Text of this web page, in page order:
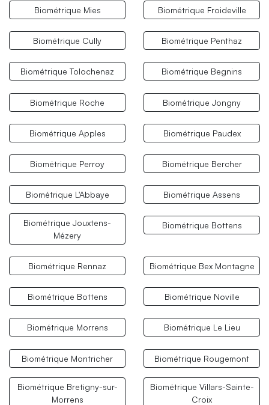
Biométrique Mies Biométrique Froideville
Biométrique Cully Biométrique Penthaz
Biométrique Tolochenaz Biométrique Begnins
Biométrique Roche Biométrique Jongny
Biométrique Apples Biométrique Paudex
Biométrique Perroy Biométrique Bercher
Biométrique L'Abbaye Biométrique Assens
Biométrique Jouxtens-
Mézery
Biométrique Bottens
Biométrique Rennaz Biométrique Bex Montagne
Biométrique Bottens Biométrique Noville
Biométrique Morrens Biométrique Le Lieu
Biométrique Montricher Biométrique Rougemont
Biométrique Bretigny-sur-
Morrens
Biométrique Villars-Sainte-
Croix